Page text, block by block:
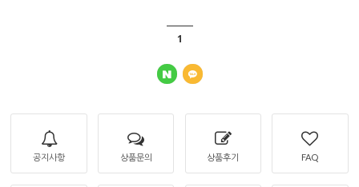
1
공지사항 상품문의 상품후기 FAQ